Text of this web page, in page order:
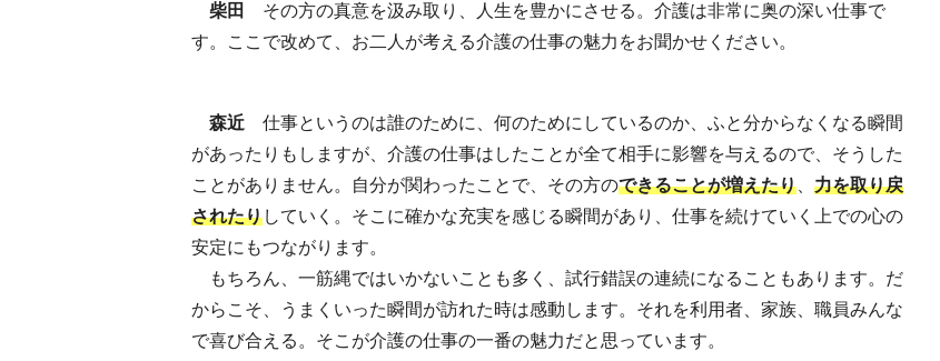
柴田
その方の真意を汲み取り、人生を豊かにさせる。介護は非常に奥の深い仕事で
す。ここで改めて、お二人が考える介護の仕事の魅力をお聞かせください。
森近 仕事というのは誰のために、何のためにしているのか、ふと分からなくなる瞬間
があったりもしますが、介護の仕事はしたことが全て相手に影響を与えるので、そうした
ことがありません。自分が関わったことで、その方のできることが増えたり
力を取り戻
されたりしていく。そこに確かな充実を感じる瞬間があり、仕事を続けていく上での心の
安定にもつながります。
もちろん、一筋縄ではいかないことも多く、試行錯誤の連続になることもあります。だ
からこそ、うまくいった瞬間が訪れた時は感動します。それを利用者、家族、職員みんな
で喜び合える。そこが介護の仕事の一番の魅力だと思っています。